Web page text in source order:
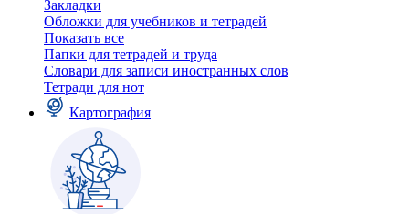
Закладки
Обложки для учебников и тетрадей
Показать все
Папки для тетрадей и труда
Словари для записи иностранных слов
Тетради для нот
Картография